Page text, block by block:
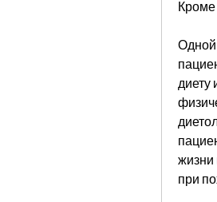
Кроме
Одной
диету
жизни
при